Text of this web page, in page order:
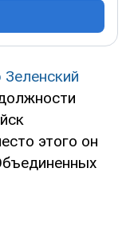
этого он